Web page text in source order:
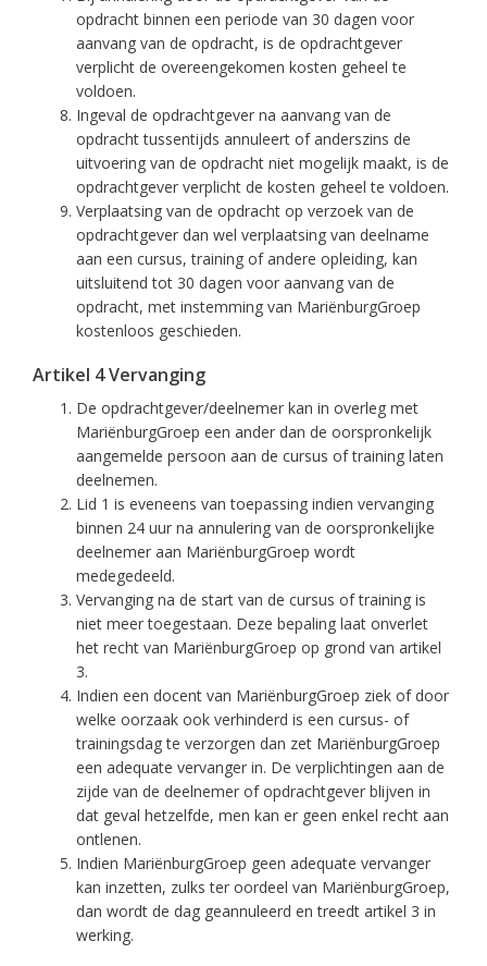
opdracht binnen een periode van 30 dagen voor
aanvang van de opdracht, is de opdrachtgever
verplicht de overeengekomen kosten geheel te
voldoen.
Ingeval de opdrachtgever na aanvang van de
opdracht tussentijds annuleert of anderszins de
uitvoering van de opdracht niet mogelijk maakt, is de
opdrachtgever verplicht de kosten geheel te voldoen.
Verplaatsing van de opdracht op verzoek van de
opdrachtgever dan wel verplaatsing van deelname
aan een cursus, training of andere opleiding, kan
uitsluitend tot 30 dagen voor aanvang van de
opdracht, met instemming van MariënburgGroep
kostenloos geschieden.
Artikel 4 Vervanging
De opdrachtgever/deelnemer kan in overleg met
MariënburgGroep een ander dan de oorspronkelijk
aangemelde persoon aan de cursus of training laten
deelnemen.
Lid 1 is eveneens van toepassing indien vervanging
binnen 24 uur na annulering van de oorspronkelijke
deelnemer aan MariënburgGroep wordt
medegedeeld.
Vervanging na de start van de cursus of training is
niet meer toegestaan. Deze bepaling laat onverlet
het recht van MariënburgGroep op grond van artikel
3.
Indien een docent van MariënburgGroep ziek of door
welke oorzaak ook verhinderd is een cursus- of
trainingsdag te verzorgen dan zet MariënburgGroep
een adequate vervanger in. De verplichtingen aan de
zijde van de deelnemer of opdrachtgever blijven in
dat geval hetzelfde, men kan er geen enkel recht aan
ontlenen.
Indien MariënburgGroep geen adequate vervanger
kan inzetten, zulks ter oordeel van MariënburgGroep,
dan wordt de dag geannuleerd en treedt artikel 3 in
werking.